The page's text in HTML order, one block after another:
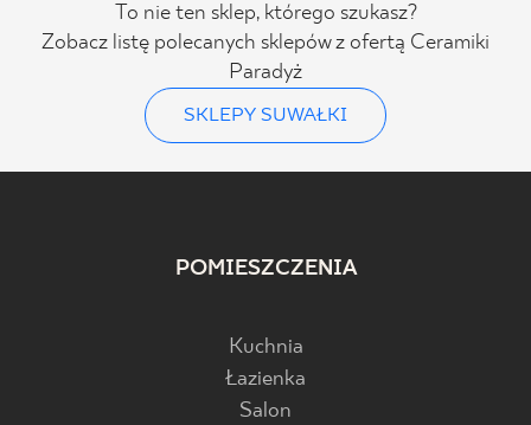
To nie ten sklep, którego szukasz?
Zobacz listę polecanych sklepów z ofertą Ceramiki
Paradyż
SKLEPY SUWAŁKI
POMIESZCZENIA
Kuchnia
Łazienka
Salon